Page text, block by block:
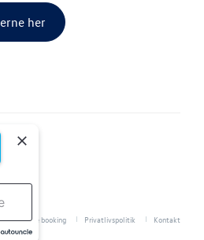
her
for online booking Privatlivspolitik Kontakt